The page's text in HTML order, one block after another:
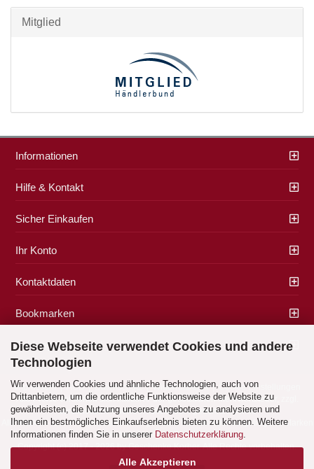
Diese Webseite verwendet Cookies und andere
Technologien
Wir verwenden Cookies und ähnliche Technologien, auch von
Drittanbietern, um die ordentliche Funktionsweise der Website zu
gewährleisten, die Nutzung unseres Angebotes zu analysieren und
Ihnen ein bestmögliches Einkaufserlebnis bieten zu können. Weitere
Informationen finden Sie in unserer Datenschutzerklärung.
Alle Akzeptieren
Mitglied
Informationen
Hilfe & Kontakt
Sicher Einkaufen
Ihr Konto
Kontaktdaten
Bookmarken
Zahlung & Versand
Impressum|AGB|Datenschutz|Widerrufsrecht| Cookie Einstellungen
Alle Preise verstehen sich inklusive der gesetzlichen Mehrwertsteuer, zzgl.
Versandkostensoweit nicht anders gekennzeichnet.
Alle Marken- und Produktbeschreibungen sind Marken oder eingetragene Marken
der entsprechenden Eigentümer.
Copyright (c) 2017 - 2026 by Geschenke Korber. Alle Rechte vorbehalten.